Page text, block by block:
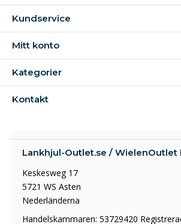
Kundservice
Mitt konto
Kategorier
Kontakt
Lankhjul-Outlet.se / WielenOutlet
Keskesweg 17
5721 WS Asten
Nederländerna
Handelskammaren: 53729420